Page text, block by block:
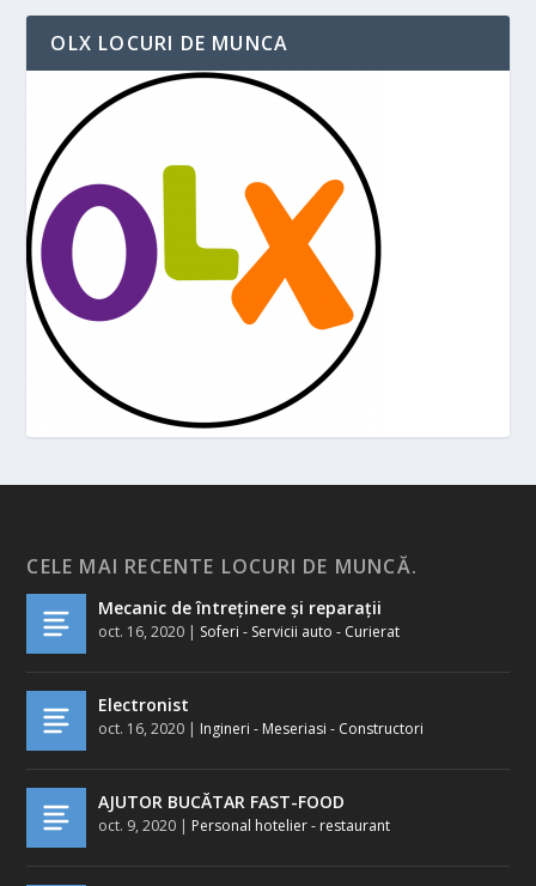
OLX LOCURI DE MUNCA
CELE MAI RECENTE LOCURI DE MUNCĂ.
Mecanic de întreținere și reparații
oct. 16, 2020 | Soferi - Servicii auto - Curierat
Electronist
oct. 16, 2020 | Ingineri - Meseriasi - Constructori
AJUTOR BUCĂTAR FAST-FOOD
oct. 9, 2020 | Personal hotelier - restaurant